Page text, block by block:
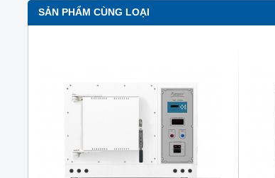
SẢN PHẨM CÙNG LOẠI